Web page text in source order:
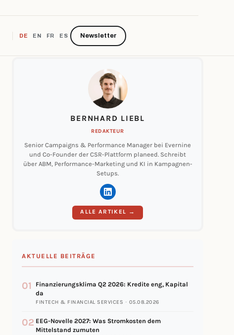
BERNHARD LIEBL
REDAKTEUR
Senior Campaigns & Performance Manager bei Evernine
und Co-Founder der CSR-Plattform planeed. Schreibt
über ABM, Performance-Marketing und KI in Kampagnen-
Setups.
ALLE ARTIKEL →
AKTUELLE BEITRÄGE
01
Finanzierungsklima Q2 2026: Kredite eng, Kapital
da
FINTECH & FINANCIAL SERVICES · 05.08.2026
02 EEG-Novelle 2027: Was Stromkosten dem
Mittelstand zumuten
DE EN FR ES Newsletter